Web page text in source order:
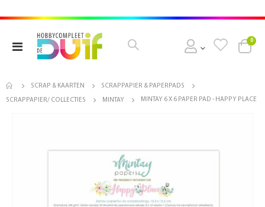
Toggle
Cart
0
SCRAP & KAARTEN SCRAPPAPIER & PAPERPADS
SCRAPPAPIER/ COLLECTIES MINTAY MINTAY 6 X 6 PAPER PAD - HAPPY PLACE